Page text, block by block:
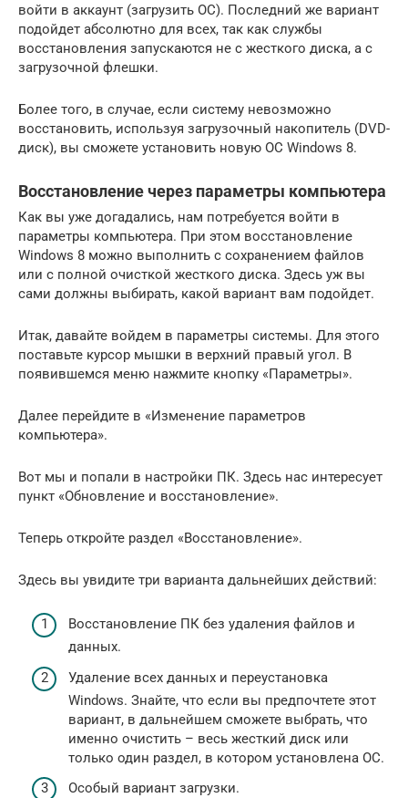
войти в аккаунт (загрузить ОС). Последний же вариант
подойдет абсолютно для всех, так как службы
восстановления запускаются не с жесткого диска, а с
загрузочной флешки.
Более того, в случае, если систему невозможно
восстановить, используя загрузочный накопитель (DVD-
диск), вы сможете установить новую ОС Windows 8.
Восстановление через параметры компьютера
Как вы уже догадались, нам потребуется войти в
параметры компьютера. При этом восстановление
Windows 8 можно выполнить с сохранением файлов
или с полной очисткой жесткого диска. Здесь уж вы
сами должны выбирать, какой вариант вам подойдет.
Итак, давайте войдем в параметры системы. Для этого
поставьте курсор мышки в верхний правый угол. В
появившемся меню нажмите кнопку «Параметры».
Далее перейдите в «Изменение параметров
компьютера».
Вот мы и попали в настройки ПК. Здесь нас интересует
пункт «Обновление и восстановление».
Теперь откройте раздел «Восстановление».
Здесь вы увидите три варианта дальнейших действий:
Восстановление ПК без удаления файлов и
данных.
Удаление всех данных и переустановка
Windows. Знайте, что если вы предпочтете этот
вариант, в дальнейшем сможете выбрать, что
именно очистить – весь жесткий диск или
только один раздел, в котором установлена ОС.
Особый вариант загрузки.